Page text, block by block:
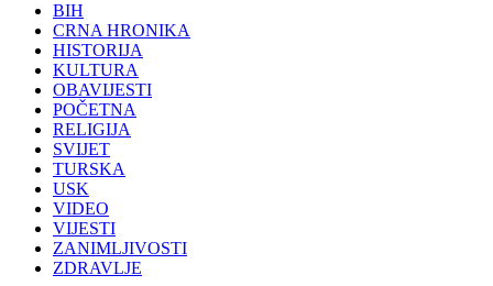
BIH
CRNA HRONIKA
HISTORIJA
KULTURA
OBAVIJESTI
POČETNA
RELIGIJA
SVIJET
TURSKA
USK
VIDEO
VIJESTI
ZANIMLJIVOSTI
ZDRAVLJE